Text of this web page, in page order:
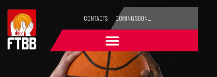
CONTACTS COMING SOON…